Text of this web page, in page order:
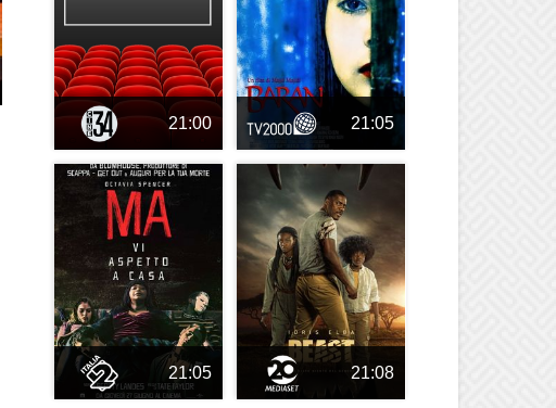
21:00 21:05
21:05 21:08